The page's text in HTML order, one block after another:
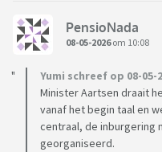
PensioNada
08-05-2026om 10:08
Yumi schreef op 08-05-
Minister Aartsen draait
vanaf het begin taal en
centraal, de inburgering
georganiseerd.